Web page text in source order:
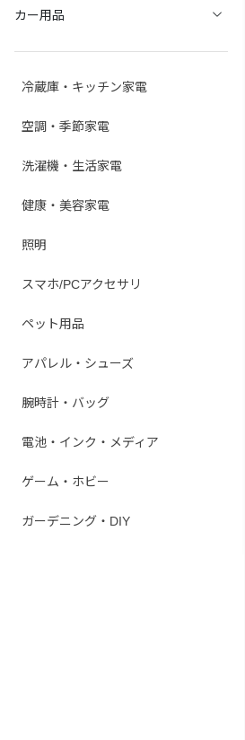
カー用品
冷蔵庫・キッチン家電
空調・季節家電
洗濯機・生活家電
健康・美容家電
照明
スマホ/PCアクセサリ
ペット用品
アパレル・シューズ
腕時計・バッグ
電池・インク・メディア
ゲーム・ホビー
ガーデニング・DIY